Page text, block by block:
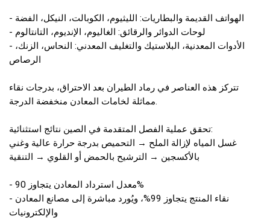
- الهواتف القديمة والبطاريات: الليثيوم، الكوبالت، النيكل، الفضة
- لوحات الدوائر والرقائق: الغاليوم، الإنديوم، التانتالوم
- الأدوات المعدنية، البلاستيك والتغليف المعدني: النحاس، الزنك،
الرصاص
تتركز هذه العناصر في رماد الطيران بعد الاحتراق، بدرجات نقاء
مماثلة لخامات المعادن منخفضة الدرجة.
تحقق عملية الفصل المتقدمة في الصين نتائج استثنائية:
غسل المياه لإزالة الملح → التحميص بدرجة حرارة عالية وغني
بالأكسجين → الترشيح بالحمض أو القلوي → التنقية
- معدل استرداد المعادن يتجاوز 90%
- نقاء المنتج يتجاوز 99%، ويُورد مباشرة إلى مصانع المعادن
والإلكترونيات